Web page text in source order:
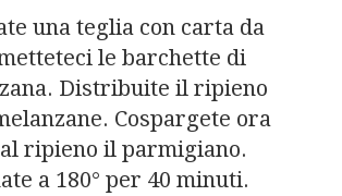
una teglia con carta da
le barchette di
Distribuite il ripieno
Cospargete ora
ripieno il parmigiano.
a 180° per 40 minuti.